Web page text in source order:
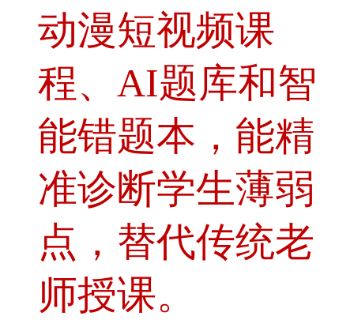
动漫短视频课
程、AI题库和智
能错题本，能精
准诊断学生薄弱
点，替代传统老
师授课。